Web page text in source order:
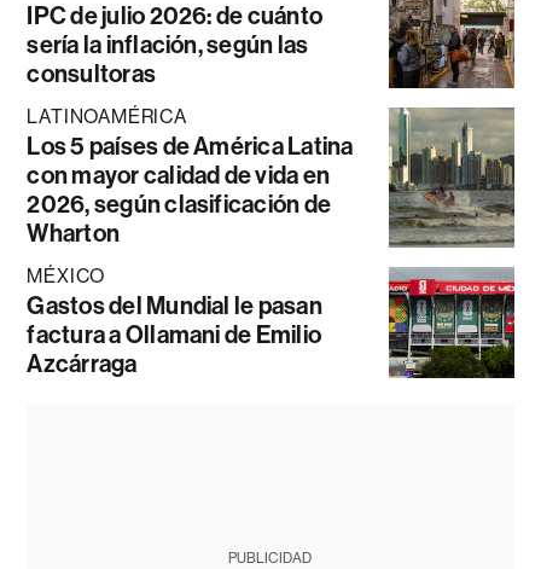
IPC de julio 2026: de cuánto
sería la inflación, según las
consultoras
LATINOAMÉRICA
Los 5 países de América Latina
con mayor calidad de vida en
2026, según clasificación de
Wharton
MÉXICO
Gastos del Mundial le pasan
factura a Ollamani de Emilio
Azcárraga
PUBLICIDAD